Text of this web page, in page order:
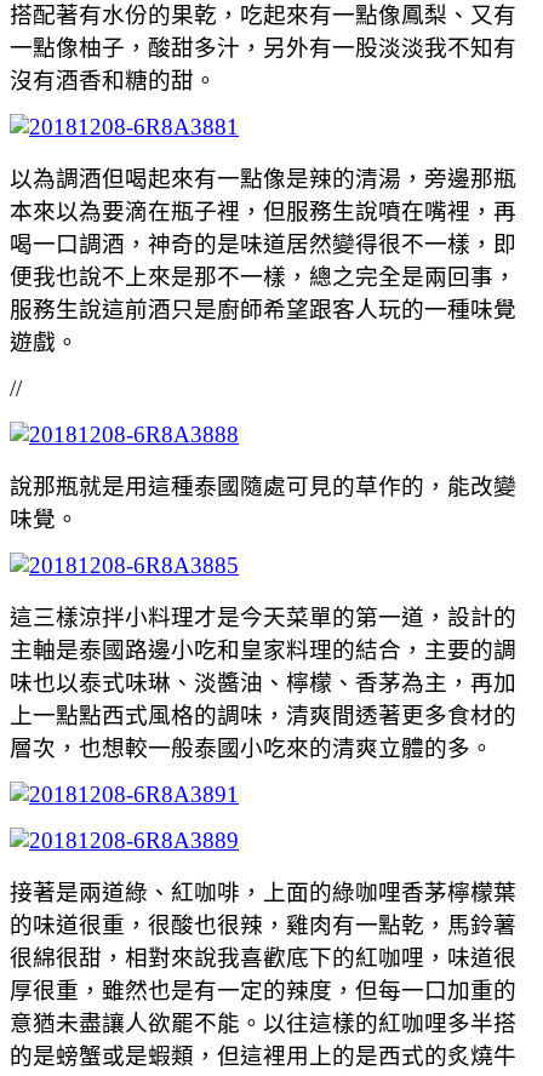
搭配著有水份的果乾，吃起來有一點像鳳梨、又有
一點像柚子，酸甜多汁，另外有一股淡淡我不知有
沒有酒香和糖的甜。
以為調酒但喝起來有一點像是辣的清湯，旁邊那瓶
本來以為要滴在瓶子裡，但服務生說噴在嘴裡，再
喝一口調酒，神奇的是味道居然變得很不一樣，即
便我也說不上來是那不一樣，總之完全是兩回事，
服務生說這前酒只是廚師希望跟客人玩的一種味覺
遊戲。
//
說那瓶就是用這種泰國隨處可見的草作的，能改變
味覺。
這三樣涼拌小料理才是今天菜單的第一道，設計的
主軸是泰國路邊小吃和皇家料理的結合，主要的調
味也以泰式味琳、淡醬油、檸檬、香茅為主，再加
上一點點西式風格的調味，清爽間透著更多食材的
層次，也想較一般泰國小吃來的清爽立體的多。
接著是兩道綠、紅咖啡，上面的綠咖哩香茅檸檬葉
的味道很重，很酸也很辣，雞肉有一點乾，馬鈴薯
很綿很甜，相對來說我喜歡底下的紅咖哩，味道很
厚很重，雖然也是有一定的辣度，但每一口加重的
意猶未盡讓人欲罷不能。以往這樣的紅咖哩多半搭
的是螃蟹或是蝦類，但這裡用上的是西式的炙燒牛